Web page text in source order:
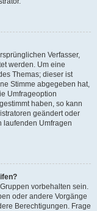
Verfasser,
werden. Um eine
Themas; dieser ist
Stimme abgegeben hat,
Umfrageoption
haben, so kann
geändert oder
laufenden Umfragen
vorbehalten sein.
oder andere Vorgänge
Berechtigungen. Frage